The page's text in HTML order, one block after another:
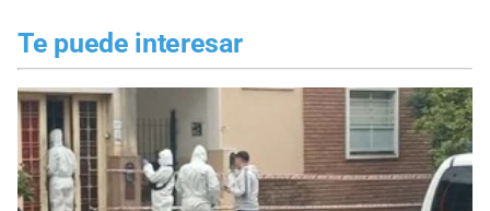
Te puede interesar